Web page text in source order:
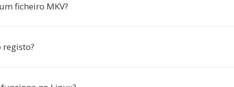
ficheiro MKV?
registo?